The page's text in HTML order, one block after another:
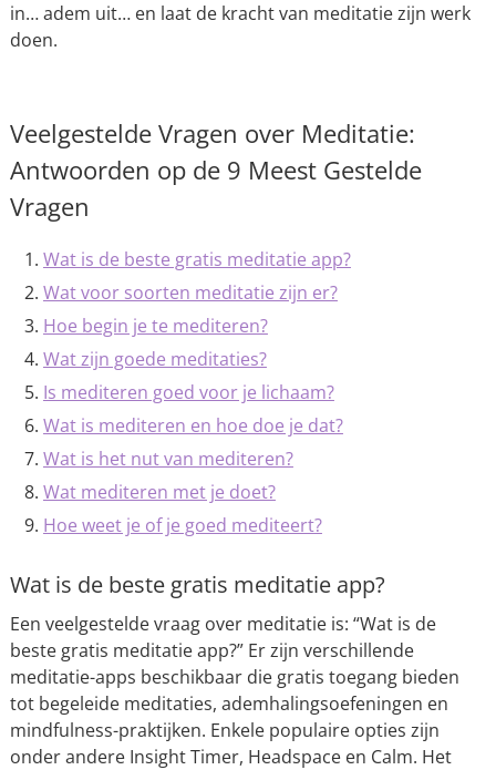
in… adem uit… en laat de kracht van meditatie zijn werk
doen.
Veelgestelde Vragen over Meditatie:
Antwoorden op de 9 Meest Gestelde
Vragen
Wat is de beste gratis meditatie app?
Wat voor soorten meditatie zijn er?
Hoe begin je te mediteren?
Wat zijn goede meditaties?
Is mediteren goed voor je lichaam?
Wat is mediteren en hoe doe je dat?
Wat is het nut van mediteren?
Wat mediteren met je doet?
Hoe weet je of je goed mediteert?
Wat is de beste gratis meditatie app?
Een veelgestelde vraag over meditatie is: “Wat is de
beste gratis meditatie app?” Er zijn verschillende
meditatie-apps beschikbaar die gratis toegang bieden
tot begeleide meditaties, ademhalingsoefeningen en
mindfulness-praktijken. Enkele populaire opties zijn
onder andere Insight Timer, Headspace en Calm. Het